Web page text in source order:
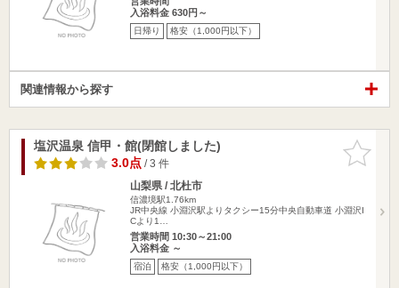
入浴料金 630円～
日帰り 格安（1,000円以下）
関連情報から探す
お気に入
りに追加
塩沢温泉 信甲・館(閉館しました)
3.0点/ 3 件
山梨県 / 北杜市
信濃境駅1.76km
JR中央線 小淵沢駅よりタクシー15分中央自動車道 小淵沢I
Cより1…
営業時間 10:30～21:00
入浴料金 ～
宿泊 格安（1,000円以下）